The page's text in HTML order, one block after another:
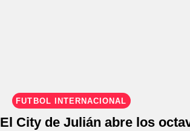
FÚTBOL INTERNACIONAL
El City de Julián abre los